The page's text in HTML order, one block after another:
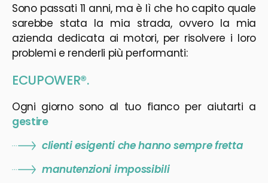
Sono passati 11 anni, ma è lì che ho capito quale
sarebbe stata la mia strada, ovvero la mia
azienda dedicata ai motori, per risolvere i loro
problemi e renderli più performanti:
ECUPOWER®.
Ogni giorno sono al tuo fianco per aiutarti a
gestire
clienti esigenti che hanno sempre fretta
manutenzioni impossibili